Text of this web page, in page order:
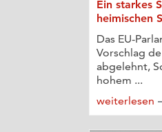
Ein starkes
heimischen
Das EU-
Vorschlag
abgelehnt,
hohem ...
weiterlesen